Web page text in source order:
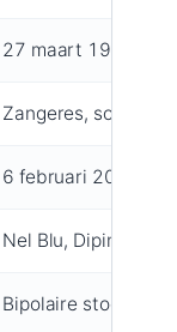
27 maart 1969
Zangeres,
6 februari 2026,
Nel Blu, Dipinto di
Bipolaire stoornis